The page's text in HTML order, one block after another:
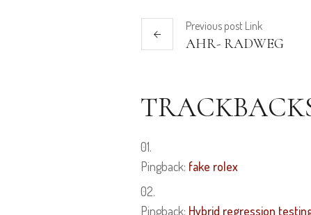
Previous post Link
AHR- RADWEG
Pingback: fake rolex
Pingback: Hybrid regression